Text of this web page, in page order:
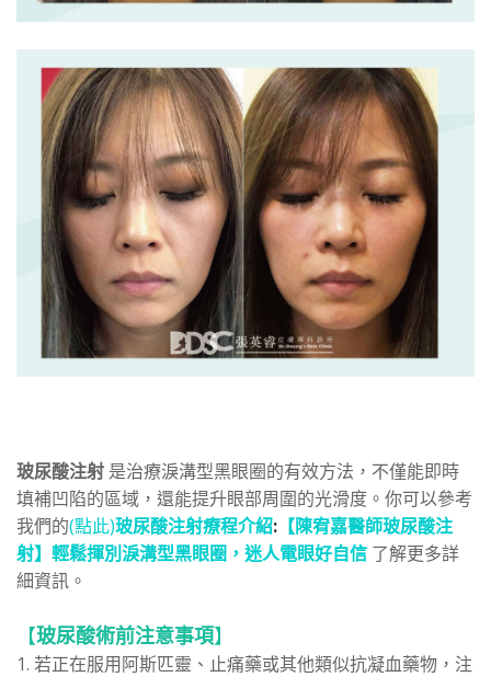
玻尿酸注射 是治療淚溝型黑眼圈的有效方法，不僅能即時
填補凹陷的區域，還能提升眼部周圍的光滑度。你可以參考
我們的(點此)玻尿酸注射療程介紹: 【陳宥嘉醫師玻尿酸注
射】輕鬆揮別淚溝型黑眼圈，迷人電眼好自信 了解更多詳
細資訊。
【玻尿酸術前注意事項】
1. 若正在服用阿斯匹靈、止痛藥或其他類似抗凝血藥物，注